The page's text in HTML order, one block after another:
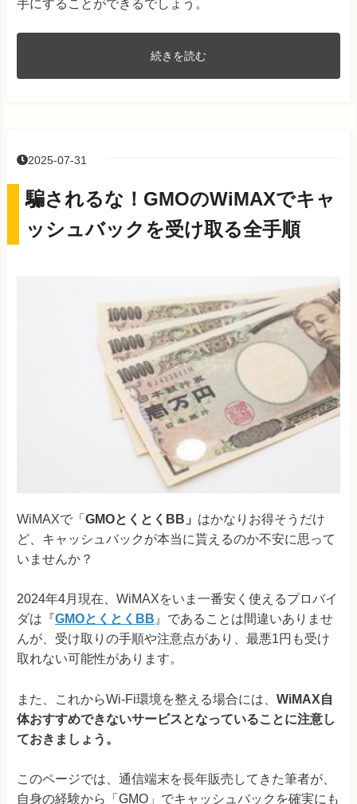
手にすることができるでしょう。
続きを読む
2025-07-31
騙されるな！GMOのWiMAXでキャ
ッシュバックを受け取る全手順
WiMAXで「 GMOとくとくBB」 はかなりお得そうだけ
ど、キャッシュバックが本当に貰えるのか不安に思って
いませんか？
2024年4月現在、WiMAXをいま一番安く使えるプロバイ
ダは『GMOとくとくBB 』であることは間違いありませ
んが、受け取りの手順や注意点があり、最悪1円も受け
取れない可能性があります。
また、これからWi-Fi環境を整える場合には、 WiMAX自
体おすすめできないサービスとなっていることに注意し
ておきましょう。
このページでは、通信端末を長年販売してきた筆者が、
自身の経験から「GMO」でキャッシュバックを確実にも